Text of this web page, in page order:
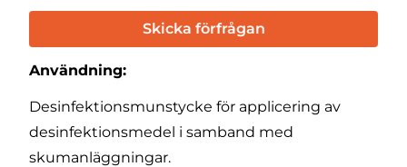
Skicka förfrågan
Användning:
Desinfektionsmunstycke för applicering av
desinfektionsmedel i samband med
skumanläggningar.